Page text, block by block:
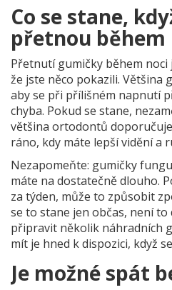
Co se stane,
přetnou během
Přetnutí gumičky během noci
že jste něco pokazili. Většina
aby se při přílišném napnutí
chyba. Pokud se stane,
většina ortodontů
ráno, kdy máte lepší vidění a
Nezapomeňte: gumičky
máte na dostatečně dlouho.
za týden, může to způsobit
se to stane jen občas, není to
připravit několik náhradních
mít je hned k dispozici, když
Je možné spát